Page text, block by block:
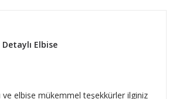
Elbise
ve elbise mükemmel teşekkürler ilginiz